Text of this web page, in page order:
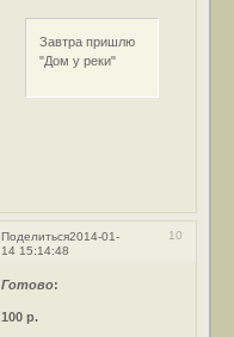
Завтра пришлю
"Дом у реки"
Поделиться 10
2014-01-
14 15:14:48
Готово:
100 р.